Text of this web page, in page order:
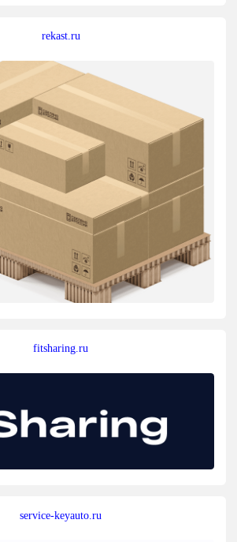
rekast.ru
fitsharing.ru
service-keyauto.ru